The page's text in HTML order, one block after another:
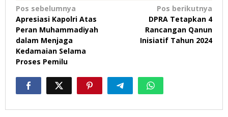
Navigasi
pos
Pos sebelumnya
Apresiasi Kapolri Atas
Peran Muhammadiyah
dalam Menjaga
Kedamaian Selama
Proses Pemilu
Pos berikutnya
DPRA Tetapkan 4
Rancangan Qanun
Inisiatif Tahun 2024